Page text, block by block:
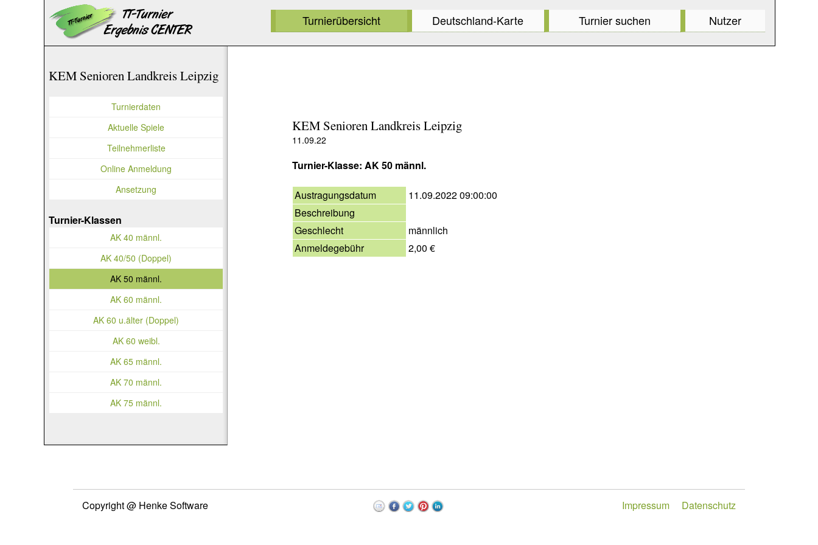
Turnierübersicht Deutschland-Karte Turnier suchen Nutzer
KEM Senioren Landkreis Leipzig
11.09.22
Turnier-Klasse: AK 50 männl.
Austragungsdatum
11.09.2022 09:00:00
Beschreibung
Geschlecht
männlich
Anmeldegebühr
2,00 €
KEM Senioren Landkreis Leipzig
Turnierdaten
Aktuelle Spiele
Teilnehmerliste
Online Anmeldung
Ansetzung
Turnier-Klassen
AK 40 männl.
AK 40/50 (Doppel)
AK 50 männl.
AK 60 männl.
AK 60 u.älter (Doppel)
AK 60 weibl.
AK 65 männl.
AK 70 männl.
AK 75 männl.
Copyright @ Henke Software Datenschutz
Impressum